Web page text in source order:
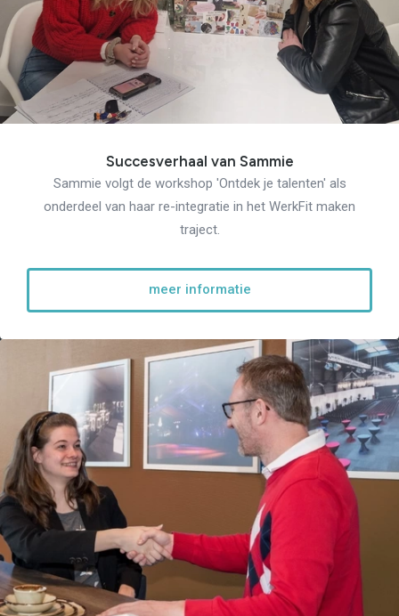
Modulaire dienstverlening
WerkFit maken re-integratie
WerkBehoud
Starten als zelfstandige
Budgetcoaching
Jobcenter & jobhunting
Loopbaancoaching
Ons testcentrum
Uitkeringsinstantie
Aanvraag brochure 2026
Aanvraag hand-out
LeerWerkburo
Werkgevers
Budgetcoaching on the job
Outplacement
2e Spoortraject
Mediation bij
conflictsituaties
Maatschappelijk
Succesverhaal van Sammie
Sammie volgt de workshop 'Ontdek je talenten' als
onderdeel van haar re-integratie in het WerkFit maken
traject.
meer informatie